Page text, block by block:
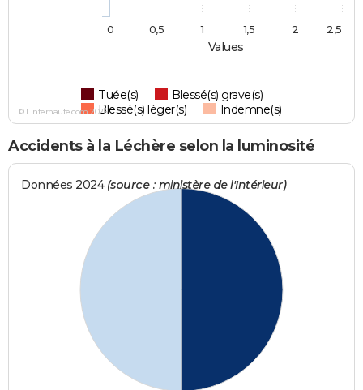
Values
Tuée(s)
Blessé(s) grave(s)
Blessé(s) léger(s)
Indemne(s)
0 0,5 1 1,5 2 2,5
© Linternaute.com 2026
Accidents à la Léchère selon la luminosité
Données 2024 (source : ministère de l'Intérieur)